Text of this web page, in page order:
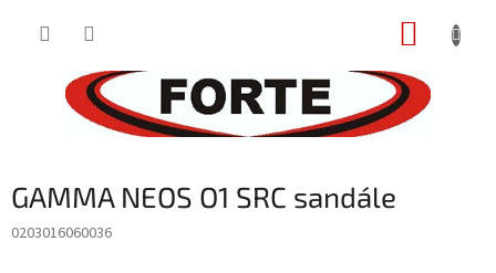
GAMMA NEOS O1 SRC sandále
0203016060036